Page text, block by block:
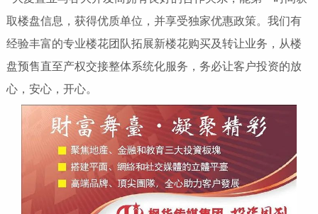
取楼盘信息，获得优质单位，并享受独家优惠政策。我们有
经验丰富的专业楼花团队拓展新楼花购买及转让业务，从楼
盘预售直至产权交接整体系统化服务，务必让客户投资的放
心，安心，开心。